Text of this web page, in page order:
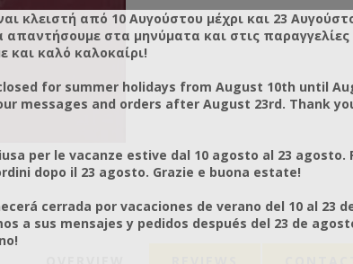
κλειστή από 10 Αυγούστου μέχρι και 23
απαντήσουμε στα μηνύματα και στις παραγγελίες
και καλό καλοκαίρι!
for summer holidays from August 10th until
messages and orders after August 23rd. Thank
per le vacanze estive dal 10 agosto al 23
dopo il 23 agosto. Grazie e buona estate!
cerrada por vacaciones de verano del 10 al 23
a sus mensajes y pedidos después del 23 de